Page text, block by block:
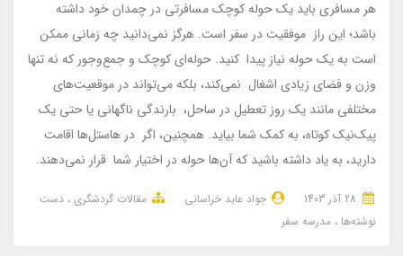
هر مسافری باید یک حوله کوچک مسافرتی در چمدان خود داشته
باشد؛ این راز موفقیت در سفر است. هرگز نمی‌دانید چه زمانی ممکن
است به یک حوله نیاز پیدا کنید. حوله‌ای کوچک و جمع‌وجور که نه تنها
وزن و فضای زیادی اشغال نمی‌کند، بلکه می‌تواند در موقعیت‌های
مختلفی مانند یک روز تعطیل در ساحل، بارندگی ناگهانی یا حتی یک
پیک‌نیک کوتاه، به کمک شما بیاید. همچنین، اگر در هاستل‌ها اقامت
دارید، به یاد داشته باشید که آن‌ها حوله در اختیار شما قرار نمی‌دهند.
جواد عابد خراسانی مقالات گردشگری دست
نوشته‌ها
مدرسه سفر